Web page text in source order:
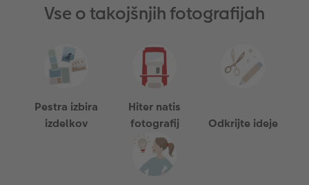
Vse o takojšnjih fotografijah
Pestra izbira
izdelkov
Hiter natis
fotografij
Odkrijte ideje